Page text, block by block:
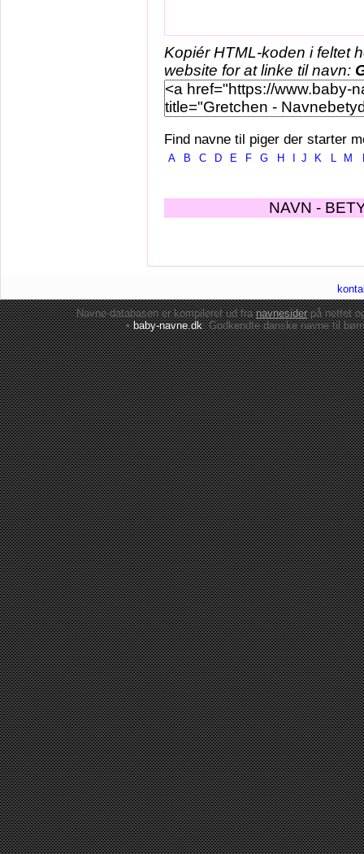
Kopiér HTML-koden i feltet
website for at linke til navn:
Find navne til piger der starter
A B C D E F G H J K L M
NAVN -
Navne-databasen er kompileret ud franavnesiderpå nettet
•baby-navne.dk: Godkendte danskenavne til børn